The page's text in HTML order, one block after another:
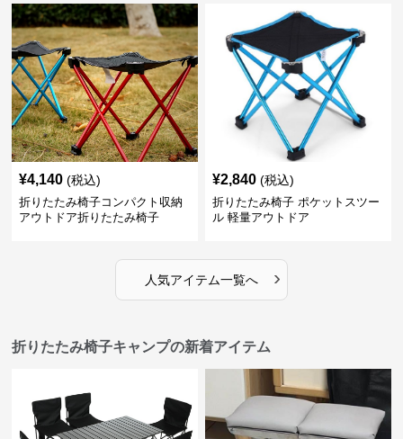
¥4,140 (税込)
折りたたみ椅子コンパクト収納
アウトドア折りたたみ椅子
¥2,840 (税込)
折りたたみ椅子 ポケットスツー
ル 軽量アウトドア
人気アイテム一覧へ ›
折りたたみ椅子キャンプの新着アイテム